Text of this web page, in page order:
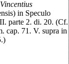
Vincentius
in Speculo
parte 2. di. 20. (Cf.
cap. 71. V. supra in